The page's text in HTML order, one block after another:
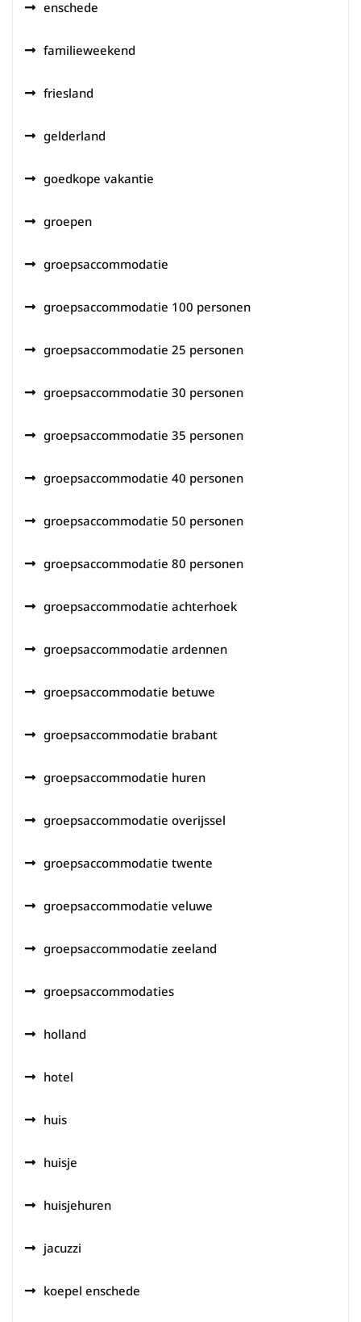
enschede
familieweekend
friesland
gelderland
goedkope vakantie
groepen
groepsaccommodatie
groepsaccommodatie 100 personen
groepsaccommodatie 25 personen
groepsaccommodatie 30 personen
groepsaccommodatie 35 personen
groepsaccommodatie 40 personen
groepsaccommodatie 50 personen
groepsaccommodatie 80 personen
groepsaccommodatie achterhoek
groepsaccommodatie ardennen
groepsaccommodatie betuwe
groepsaccommodatie brabant
groepsaccommodatie huren
groepsaccommodatie overijssel
groepsaccommodatie twente
groepsaccommodatie veluwe
groepsaccommodatie zeeland
groepsaccommodaties
holland
hotel
huis
huisje
huisjehuren
jacuzzi
koepel enschede